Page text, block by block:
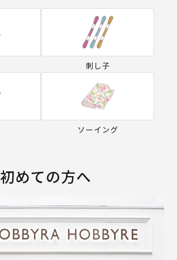
刺し子
ソーイング
初めての方へ